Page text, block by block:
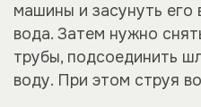
машины и засунуть его
вода. Затем нужно
трубы, подсоединить
воду. При этом струя